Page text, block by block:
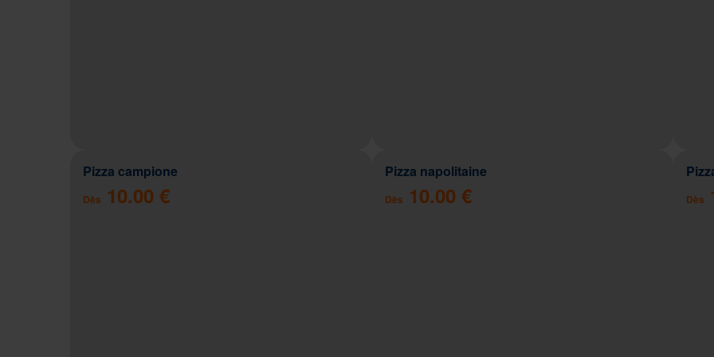
Pizza campione
Dès 10.00 €
Pizza napolitaine
Dès 10.00 € Dès